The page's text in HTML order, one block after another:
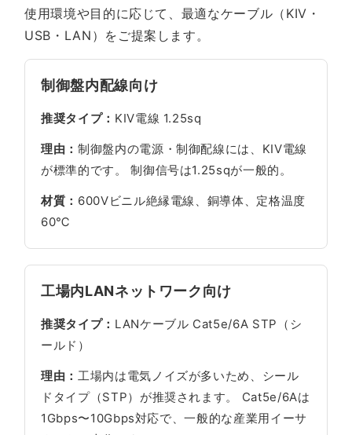
使用環境や目的に応じて、最適なケーブル（KIV・
USB・LAN）をご提案します。
制御盤内配線向け
推奨タイプ： KIV電線 1.25sq
理由： 制御盤内の電源・制御配線には、KIV電線
が標準的です。 制御信号は1.25sqが一般的。
材質： 600Vビニル絶縁電線、銅導体、定格温度
60℃
工場内LANネットワーク向け
推奨タイプ： LANケーブル Cat5e/6A STP（シ
ールド）
理由： 工場内は電気ノイズが多いため、シール
ドタイプ（STP）が推奨されます。 Cat5e/6Aは
1Gbps〜10Gbps対応で、一般的な産業用イーサ